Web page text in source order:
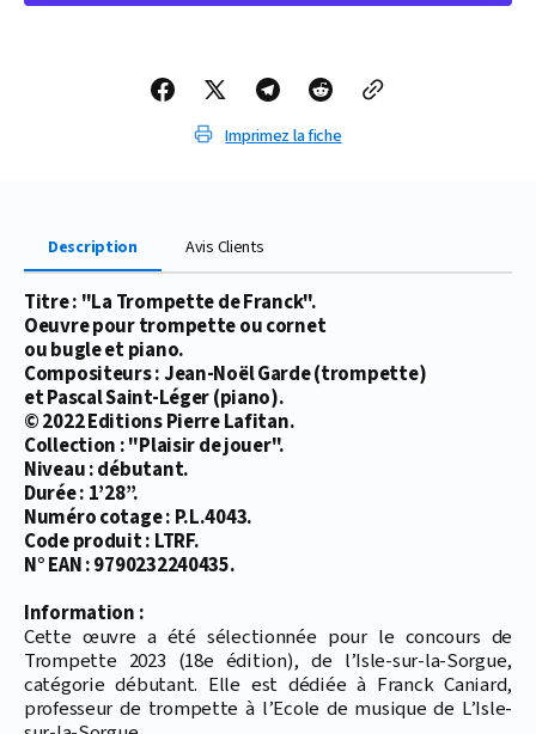
Imprimez la fiche
Description Avis Clients
Titre : "La Trompette de Franck".
Oeuvre pour trompette ou cornet
ou bugle et piano.
Compositeurs : Jean-Noël Garde (trompette)
et Pascal Saint-Léger (piano).
© 2022 Editions Pierre Lafitan.
Collection : "Plaisir de jouer".
Niveau : débutant.
Durée : 1’28’’.
Numéro cotage : P.L.4043.
Code produit : LTRF.
N° EAN : 9790232240435.
Information :
Cette œuvre a été sélectionnée pour le concours de
Trompette 2023 (18e édition), de l’Isle-sur-la-Sorgue,
catégorie débutant. Elle est dédiée à Franck Caniard,
professeur de trompette à l’Ecole de musique de L’Isle-